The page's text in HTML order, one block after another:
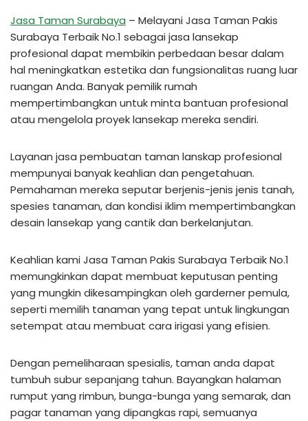
Jasa Taman Surabaya – Melayani Jasa Taman Pakis
Surabaya Terbaik No.1 sebagai jasa lansekap
profesional dapat membikin perbedaan besar dalam
hal meningkatkan estetika dan fungsionalitas ruang luar
ruangan Anda. Banyak pemilik rumah
mempertimbangkan untuk minta bantuan profesional
atau mengelola proyek lansekap mereka sendiri.
Layanan jasa pembuatan taman lanskap profesional
mempunyai banyak keahlian dan pengetahuan.
Pemahaman mereka seputar berjenis-jenis jenis tanah,
spesies tanaman, dan kondisi iklim mempertimbangkan
desain lansekap yang cantik dan berkelanjutan.
Keahlian kami Jasa Taman Pakis Surabaya Terbaik No.1
memungkinkan dapat membuat keputusan penting
yang mungkin dikesampingkan oleh garderner pemula,
seperti memilih tanaman yang tepat untuk lingkungan
setempat atau membuat cara irigasi yang efisien.
Dengan pemeliharaan spesialis, taman anda dapat
tumbuh subur sepanjang tahun. Bayangkan halaman
rumput yang rimbun, bunga-bunga yang semarak, dan
pagar tanaman yang dipangkas rapi, semuanya